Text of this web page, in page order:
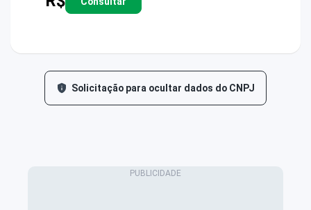
Solicitação para ocultar dados do CNPJ